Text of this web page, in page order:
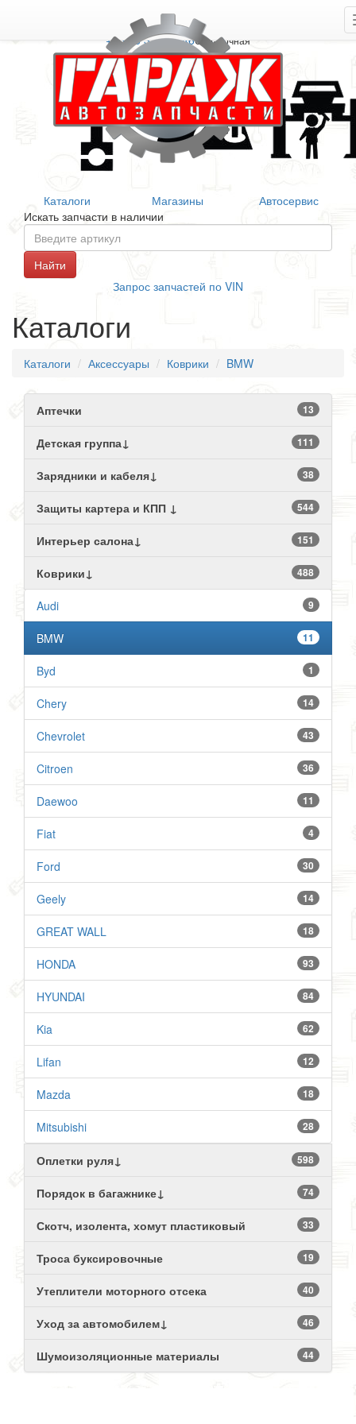
+7 906 377 46 46Справочная
Каталоги Магазины
Автосервис
Искать запчасти в наличии
Запрос запчастей по VIN
Каталоги
Каталоги Аксессуары Коврики BMW
Аптечки 13
Детская группа↓ 111
Зарядники и кабеля↓ 38
Защиты картера и КПП ↓ 544
Интерьер салона↓ 151
Коврики↓ 488
9
Audi
11
BMW
1
Byd
14
Chery
43
Chevrolet
36
Citroen
11
Daewoo
4
Fiat
30
Ford
14
Geely
18
GREAT WALL
93
HONDA
84
HYUNDAI
62
Kia
12
Lifan
18
Mazda
28
Mitsubishi
Оплетки руля↓ 598
Порядок в багажнике↓ 74
Скотч, изолента, хомут пластиковый 33
Троса буксировочные 19
Утеплители моторного отсека 40
Уход за автомобилем↓ 46
Шумоизоляционные материалы 44